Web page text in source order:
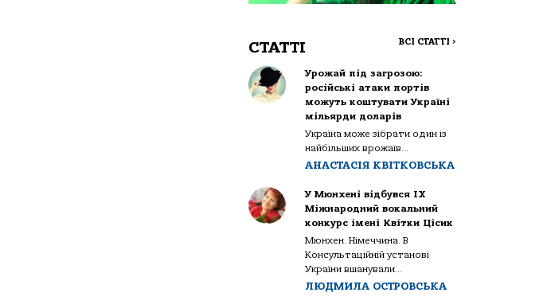
СТАТТІ ВСІ СТАТТІ >
Урожай під загрозою:
російські атаки портів
можуть коштувати Україні
мільярди доларів
Україна може зібрати один із
найбільших врожаїв...
АНАСТАСІЯ КВІТКОВСЬКА
У Мюнхені відбувся IX
Міжнародний вокальний
конкурс імені Квітки Цісик
Мюнхен. Німеччина. В
Консультаційній установі
України вшанували...
ЛЮДМИЛА ОСТРОВСЬКА